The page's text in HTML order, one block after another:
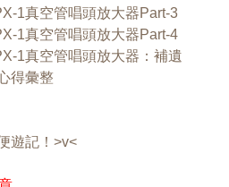
1真空管唱頭放大器Part-3
1真空管唱頭放大器Part-4
1真空管唱頭放大器：補遺
得彙整
遊記！>v<